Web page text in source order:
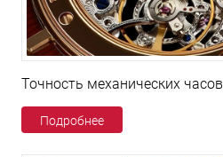
Точность механических часов
Подробнее